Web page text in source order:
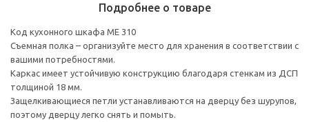
Подробнее о товаре
Код кухонного шкафа ME 310
Съемная полка – организуйте место для хранения в соответствии с
вашими потребностями.
Каркас имеет устойчивую конструкцию благодаря стенкам из ДСП
толщиной 18 мм.
Защелкивающиеся петли устанавливаются на дверцу без шурупов,
поэтому дверцу легко снять и помыть.